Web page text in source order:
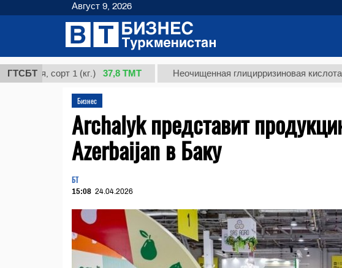
ГТСБТ
сорт 1 (кг.) 37,8 ТМТ Неочищенная глицирризиновая кислота
Бизнес
Archalyk представит
Azerbaijan в Баку
БТ
15:08 24.04.2026
Август 9, 2026